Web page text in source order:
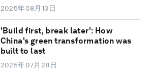
2025年08月13日
'Build first, break later': How
China's green transformation was
built to last
2025年07月28日